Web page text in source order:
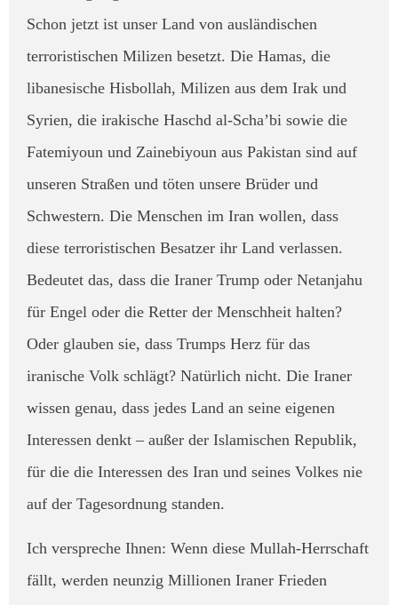
Schon jetzt ist unser Land von ausländischen
terroristischen Milizen besetzt. Die Hamas, die
libanesische Hisbollah, Milizen aus dem Irak und
Syrien, die irakische Haschd al-Scha’bi sowie die
Fatemiyoun und Zainebiyoun aus Pakistan sind auf
unseren Straßen und töten unsere Brüder und
Schwestern. Die Menschen im Iran wollen, dass
diese terroristischen Besatzer ihr Land verlassen. ​
Bedeutet das, dass die Iraner Trump oder Netanjahu
für Engel oder die Retter der Menschheit halten?
Oder glauben sie, dass Trumps Herz für das
iranische Volk schlägt? Natürlich nicht. Die Iraner
wissen genau, dass jedes Land an seine eigenen
Interessen denkt – außer der Islamischen Republik,
für die die Interessen des Iran und seines Volkes nie
auf der Tagesordnung standen.
​Ich verspreche Ihnen: Wenn diese Mullah-Herrschaft
fällt, werden neunzig Millionen Iraner Frieden